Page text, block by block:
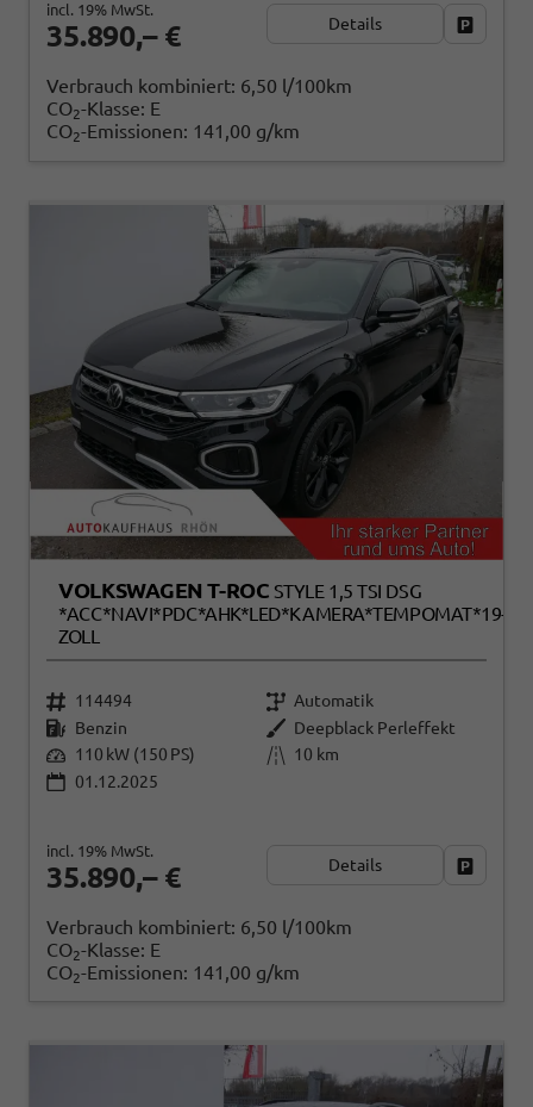
35.890,– €
incl. 19% MwSt.
Details
Verbrauch kombiniert: 6,50 l/100km
CO2-Klasse: E
CO2-Emissionen: 141,00 g/km
VOLKSWAGEN T-ROC STYLE 1,5 TSI DSG
*ACC*NAVI*PDC*AHK*LED*KAMERA*TEMPOMAT*19-
ZOLL
114494
Automatik
Benzin
Deepblack Perleffekt
110 kW (150 PS)
10 km
01.12.2025
35.890,– €
incl. 19% MwSt.
Details
Verbrauch kombiniert: 6,50 l/100km
CO2-Klasse: E
CO2-Emissionen: 141,00 g/km